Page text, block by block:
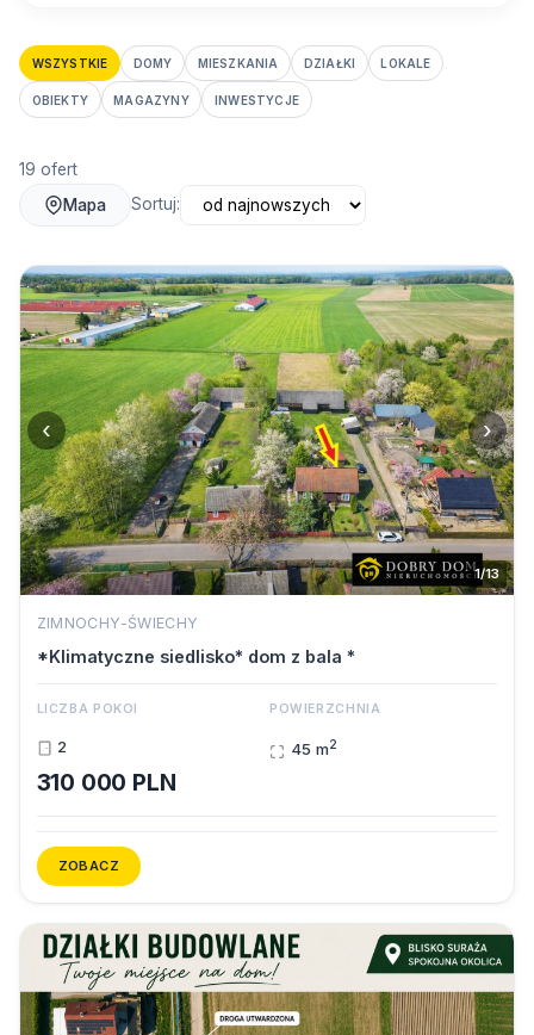
WSZYSTKIE DOMY MIESZKANIA DZIAŁKI LOKALE
OBIEKTY MAGAZYNY INWESTYCJE
19 ofert
Mapa
Sortuj:
‹ ›
1/13
ZIMNOCHY-ŚWIECHY
*Klimatyczne siedlisko* dom z bala *
LICZBA POKOI
2
POWIERZCHNIA
45 m2
310 000 PLN
ZOBACZ